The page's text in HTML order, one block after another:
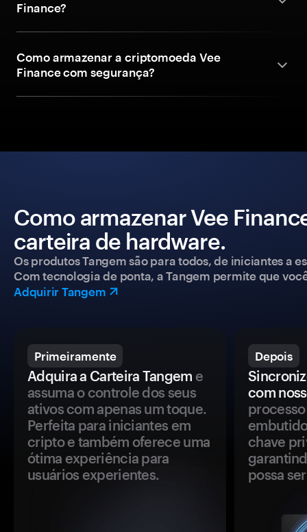
Finance?
Como armazenar a criptomoeda Vee
Finance com segurança?
Como armazenar Vee
carteira de hardware.
Os produtos Tangem são para todos, de iniciantes a
Com tecnologia de ponta, a Tangem permite que
Adquirir Tangem
Primeiramente
Adquira a Carteira Tangem e
assuma o controle dos seus
ativos com apenas um toque.
Perfeita para iniciantes em
cripto e também oferece uma
ótima experiência para
usuários experientes.
Depois
com
chave
possa